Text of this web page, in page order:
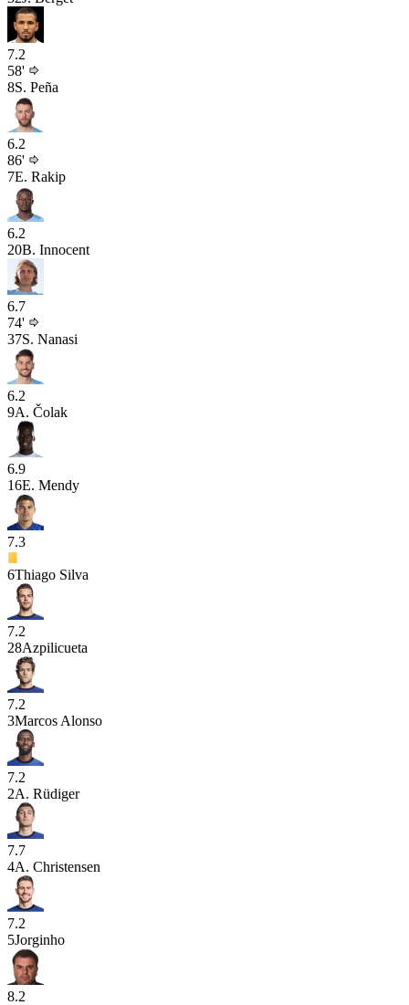
7.2
58'
8S. Peña
6.2
86'
7E. Rakip
6.2
20B. Innocent
6.7
74'
37S. Nanasi
6.2
9A. Čolak
6.9
16E. Mendy
7.3
6Thiago Silva
7.2
28Azpilicueta
7.2
3Marcos Alonso
7.2
2A. Rüdiger
7.7
4A. Christensen
7.2
5Jorginho
8.2